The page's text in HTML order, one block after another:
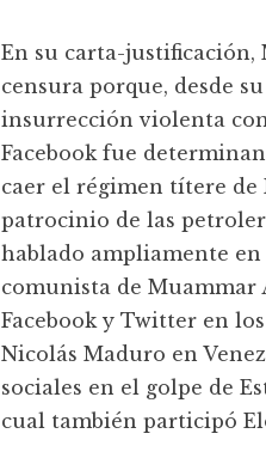
En su carta-justificación,
censura porque, desde
insurrección violenta
Facebook fue
caer el régimen títere de
patrocinio de las
hablado ampliamente
comunista de Muammar
Facebook y Twitter en
Nicolás Maduro en
sociales en el golpe de
cual también participó